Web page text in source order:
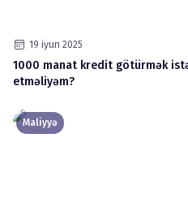
19 iyun 2025
1000 manat kredit götürmək
etməliyəm?
Maliyyə